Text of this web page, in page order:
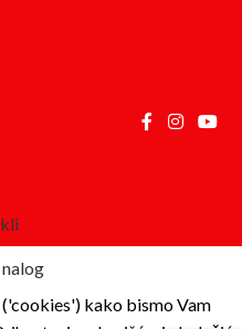
kako bismo Vam